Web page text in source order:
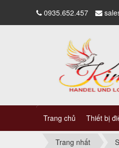
0935.652.457
Trang chủ Thiết bị
Trang nhất